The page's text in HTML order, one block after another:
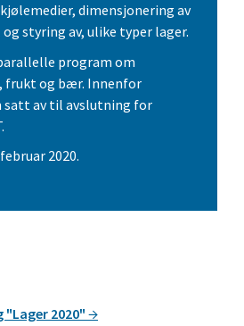
dimensjonering av
styring av, ulike typer lager.
program om
frukt og bær. Innenfor
satt av til avslutning for
2020.
2020"